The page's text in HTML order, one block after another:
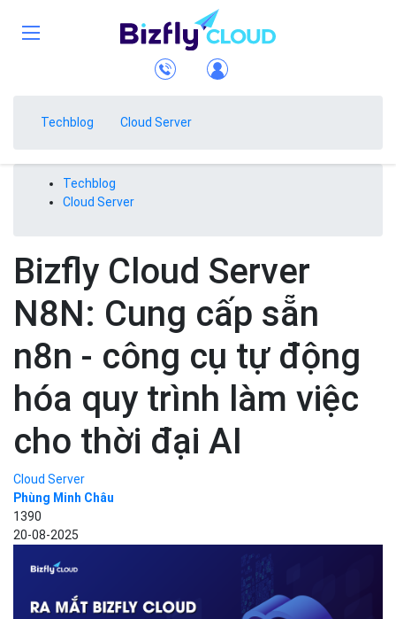
Techblog Cloud Server
Techblog
Cloud Server
Bizfly Cloud Server
N8N: Cung cấp sẵn
n8n - công cụ tự động
hóa quy trình làm việc
cho thời đại AI
Cloud Server
Phùng Minh Châu
1390
20-08-2025